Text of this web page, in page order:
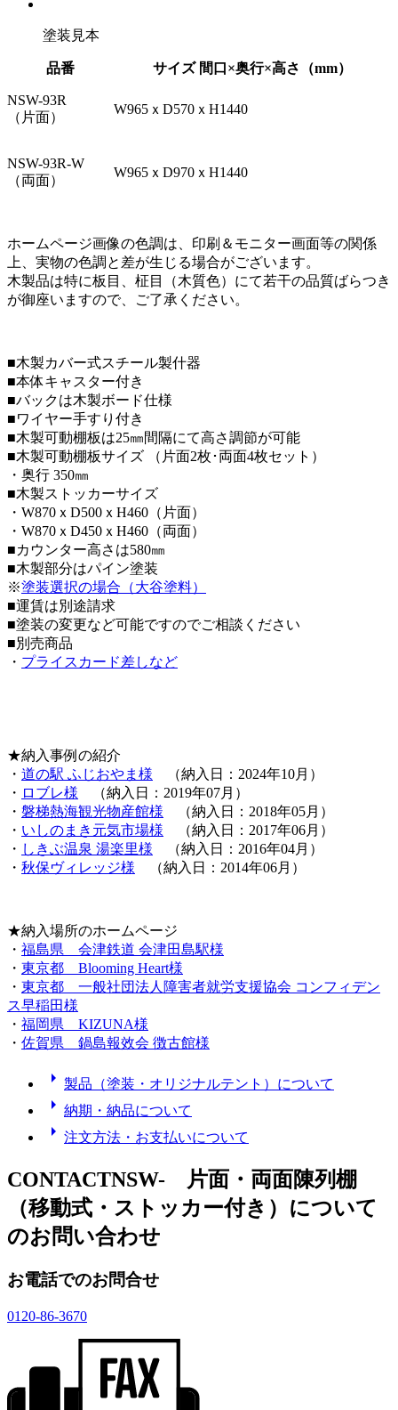
塗装見本
品番 サイズ 間口×奥行×高さ（mm）
NSW-93R
（片面）
W965ｘD570ｘH1440
NSW-93R-W
（両面）
W965ｘD970ｘH1440
ホームページ画像の色調は、印刷＆モニター画面等の関係
上、実物の色調と差が生じる場合がございます。
木製品は特に板目、柾目（木質色）にて若干の品質ばらつき
が御座いますので、ご了承ください。
■木製カバー式スチール製什器
■本体キャスター付き
■バックは木製ボード仕様
■ワイヤー手すり付き
■木製可動棚板は25㎜間隔にて高さ調節が可能
■木製可動棚板サイズ （片面2枚･両面4枚セット）
・奥行 350㎜
■木製ストッカーサイズ
・W870ｘD500ｘH460（片面）
・W870ｘD450ｘH460（両面）
■カウンター高さは580㎜
■木製部分はパイン塗装
※塗装選択の場合（大谷塗料）
■運賃は別途請求
■塗装の変更など可能ですのでご相談ください
■別売商品
・ プライスカード差しなど
★納入事例の紹介
・ 道の駅 ふじおやま様 （納入日：2024年10月）
・ ロブレ様 （納入日：2019年07月）
・ 磐梯熱海観光物産館様 （納入日：2018年05月）
・ いしのまき元気市場様 （納入日：2017年06月）
・ しきぶ温泉 湯楽里様 （納入日：2016年04月）
・ 秋保ヴィレッジ様 （納入日：2014年06月）
★納入場所のホームページ
・ 福島県 会津鉄道 会津田島駅様
・ 東京都 Blooming Heart様
・ 東京都 一般社団法人障害者就労支援協会 コンフィデン
ス早稲田様
・ 福岡県 KIZUNA様
・ 佐賀県 鍋島報效会 徴古館様
arrow_right 製品（塗装・オリジナルテント）について
arrow_right 納期・納品について
arrow_right 注文方法・お支払いについて
CONTACTNSW- 片面・両面陳列棚
（移動式・ストッカー付き） について
のお問い合わせ
お電話でのお問合せ
0120-86-3670